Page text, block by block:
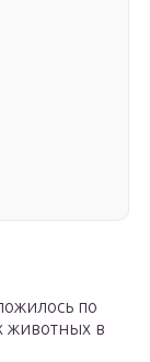
по
животных в